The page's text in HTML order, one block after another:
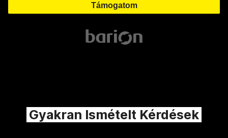
Gyakran Ismételt Kérdések